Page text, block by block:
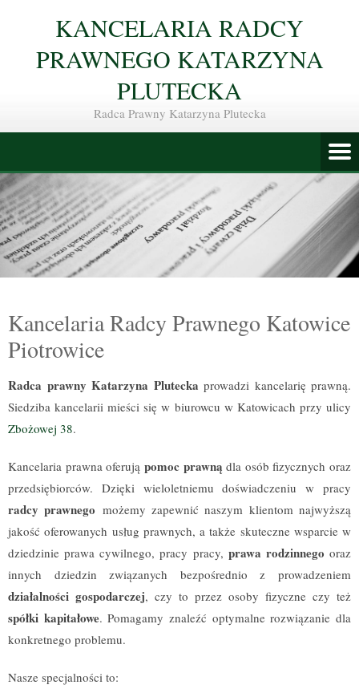
KANCELARIA RADCY
PRAWNEGO KATARZYNA
PLUTECKA
Radca Prawny Katarzyna Plutecka
Kancelaria Radcy Prawnego Katowice
Piotrowice
Radca prawny Katarzyna Plutecka prowadzi kancelarię prawną.
Siedziba kancelarii mieści się w biurowcu w Katowicach przy ulicy
Zbożowej 38.
Kancelaria prawna oferują pomoc prawną dla osób fizycznych oraz
przedsiębiorców. Dzięki wieloletniemu doświadczeniu w pracy
radcy prawnego możemy zapewnić naszym klientom najwyższą
jakość oferowanych usług prawnych, a także skuteczne wsparcie w
dziedzinie prawa cywilnego, pracy pracy, prawa rodzinnego oraz
innych dziedzin związanych bezpośrednio z prowadzeniem
działalności gospodarczej, czy to przez osoby fizyczne czy też
spółki kapitałowe. Pomagamy znaleźć optymalne rozwiązanie dla
konkretnego problemu.
Nasze specjalności to: